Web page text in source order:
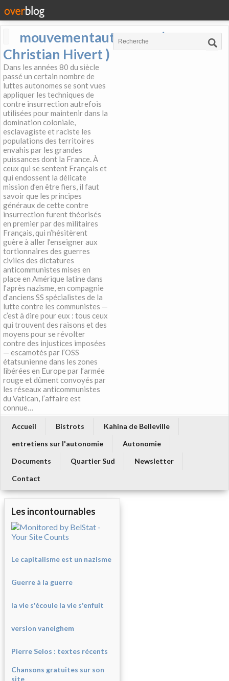
mouvementautonome (
Christian Hivert )
Dans les années 80 du siècle
passé un certain nombre de
luttes autonomes se sont vues
appliquer les techniques de
contre insurrection autrefois
utilisées pour maintenir dans la
domination coloniale,
esclavagiste et raciste les
populations des territoires
envahis par les grandes
puissances dont la France. À
ceux qui se sentent Français et
qui endossent la délicate
mission d’en être fiers, il faut
savoir que les principes
généraux de cette contre
insurrection furent théorisés
en premier par des militaires
Français, qui n’hésitèrent
guère à aller l’enseigner aux
tortionnaires des guerres
civiles des dictatures
anticommunistes mises en
place en Amérique latine dans
l’après nazisme, en compagnie
d’anciens SS spécialistes de la
lutte contre les communistes —
c’est à dire pour eux : tous ceux
qui trouvent des raisons et des
moyens pour se révolter
contre des injustices imposées
— escamotés par l’OSS
étatsunienne dans les zones
libérées en Europe par l’armée
rouge et dûment convoyés par
les réseaux anticommunistes
du Vatican, l’affaire est
connue…
Accueil Bistrots
Kahina de Belleville
entretiens sur l'autonomie
Autonomie
Documents
Quartier Sud
Newsletter
Contact
Les incontournables
Le capitalisme est un nazisme
Guerre à la guerre
la vie s'écoule la vie s'enfuit
version vaneighem
Pierre Selos : textes récents
Chansons gratuites sur son
site